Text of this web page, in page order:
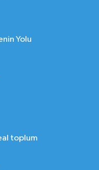
Yolu
toplum